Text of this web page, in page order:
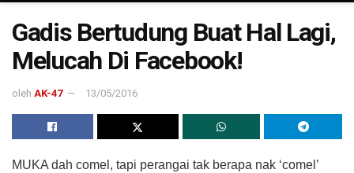
Gadis Bertudung Buat Hal Lagi,
Melucah Di Facebook!
oleh AK-47 13/05/2016
MUKA dah comel, tapi perangai tak berapa nak ‘comel’